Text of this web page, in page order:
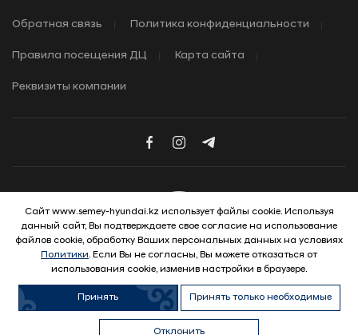
Обратная связь Политика конфиденциальности
Правила посещения ДЦ Карта сайта
Реквизиты компании
© 2026 Hyundai Motor Company
Сайт www.semey-hyundai.kz использует файлы cookie. Используя
данный сайт, Вы подтверждаете свое согласие на использование
файлов cookie, обработку Ваших персональных данных на условиях
Политики. Если Вы не согласны, Вы можете отказаться от
использования cookie, изменив настройки в браузере.
Принять Принять только необходимые
Отклонить